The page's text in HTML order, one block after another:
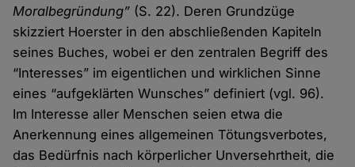
Moralbegründung” (S. 22). Deren Grundzüge
skizziert Hoerster in den abschließenden Kapiteln
seines Buches, wobei er den zentralen Begriff des
“Interesses” im eigentlichen und wirklichen Sinne
eines “aufgeklärten Wunsches” definiert (vgl. 96).
Im Interesse aller Menschen seien etwa die
Anerkennung eines allgemeinen Tötungsverbotes,
das Bedürfnis nach körperlicher Unversehrtheit, die